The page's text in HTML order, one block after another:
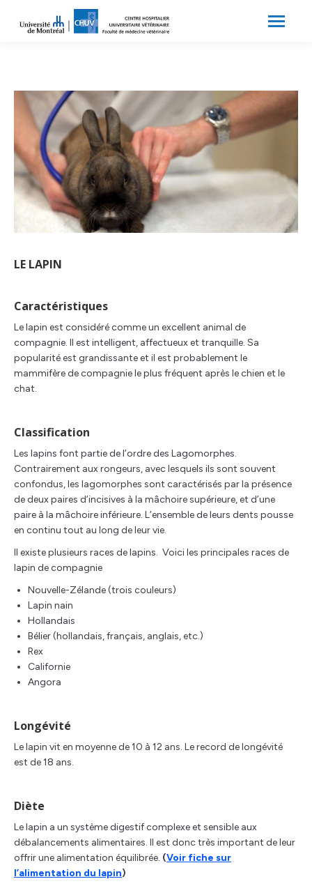
LE LAPIN
Caractéristiques
Le lapin est considéré comme un excellent animal de
compagnie. Il est intelligent, affectueux et tranquille. Sa
popularité est grandissante et il est probablement le
mammifère de compagnie le plus fréquent après le chien et le
chat.
Classification
Les lapins font partie de l’ordre des Lagomorphes.
Contrairement aux rongeurs, avec lesquels ils sont souvent
confondus, les lagomorphes sont caractérisés par la présence
de deux paires d’incisives à la mâchoire supérieure, et d’une
paire à la mâchoire inférieure. L’ensemble de leurs dents pousse
en continu tout au long de leur vie.
Il existe plusieurs races de lapins. Voici les principales races de
lapin de compagnie
Nouvelle-Zélande (trois couleurs)
Lapin nain
Hollandais
Bélier (hollandais, français, anglais, etc.)
Rex
Californie
Angora
Longévité
Le lapin vit en moyenne de 10 à 12 ans. Le record de longévité
est de 18 ans.
Diète
Le lapin a un système digestif complexe et sensible aux
débalancements alimentaires. Il est donc très important de leur
offrir une alimentation équilibrée. (Voir fiche sur
l’alimentation du lapin)